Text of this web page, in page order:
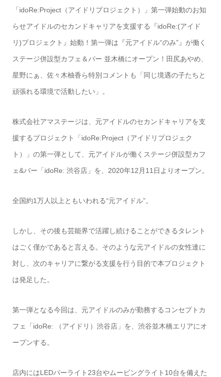
「idoRe:Project（アイドリプロジェクト）」第一弾始動のお知
らせアイドルのセカンドキャリアを支援する『idoRe:(アイド
リ)プロジェクト』始動！第一弾は『元アイドル“のみ”』が働く
ステージ併設型カフェ＆バー 並木橋にオープン！田尻あやめ、
星野にぁ、佐々木柚香ら特別コメントも「同じ境遇の子たちと
頑張れる環境で活動したい」。
株式会社アマステージは、元アイドルのセカンドキャリアを支
援するプロジェクト「idoRe:Project（アイドリプロジェク
ト）」の第一弾として、元アイドルが働くステージ併設型カフ
ェ&バー「idoRe: 渋谷店」を、2020年12月11日よりオープン。
全国約1万人以上ともいわれる“元アイドル”。
しかし、その後も芸能界で活躍し続けることができるタレント
はごく僅かであると言える。そのような元アイドルの女性達に
対し、次のキャリアに繋がる支援を行う目的で本プロジェクト
は発足した。
第一弾となる今回は、元アイドルのみが勤務するコンセプトカ
フェ「idoRe: （アイドリ）渋谷店」を、渋谷並木橋エリアにオ
ープンする。
店内にはLEDパーライト23台やムービングライト10台を備えた